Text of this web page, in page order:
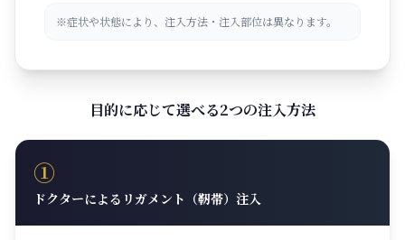
※症状や状態により、注入方法・注入部位は異なります。
目的に応じて選べる2つの注入方法
①
ドクターによるリガメント（靭帯）注入